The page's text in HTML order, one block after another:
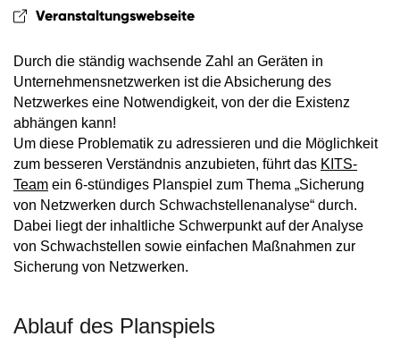
Durch die ständig wachsende Zahl an Geräten in
Unternehmensnetzwerken ist die Absicherung des
Netzwerkes eine Notwendigkeit, von der die Existenz
abhängen kann!
Um diese Problematik zu adressieren und die Möglichkeit
zum besseren Verständnis anzubieten, führt das KITS-
Team ein 6-stündiges Planspiel zum Thema „Sicherung
von Netzwerken durch Schwachstellenanalyse“ durch.
Dabei liegt der inhaltliche Schwerpunkt auf der Analyse
von Schwachstellen sowie einfachen Maßnahmen zur
Sicherung von Netzwerken.
Ablauf des Planspiels
Veranstaltungswebseite